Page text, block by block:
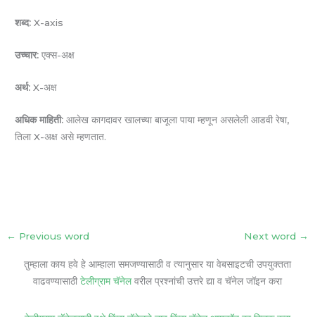
शब्द: X-axis
उच्चार: एक्स-अक्ष
अर्थ: X-अक्ष
अधिक माहिती: आलेख कागदावर खालच्या बाजूला पाया म्हणून असलेली आडवी रेषा,
तिला X-अक्ष असे म्हणतात.
← Previous word Next word →
तुम्हाला काय हवे हे आम्हाला समजण्यासाठी व त्यानुसार या वेबसाइटची उपयुक्तता
वाढवण्यासाठी टेलीग्राम चॅनेलवरील प्रश्नांची उत्तरे द्या व चॅनेल जॉइन करा